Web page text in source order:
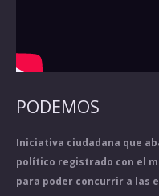
PODEMOS
Iniciativa ciudadana que
político registrado con el
para poder concurrir a las